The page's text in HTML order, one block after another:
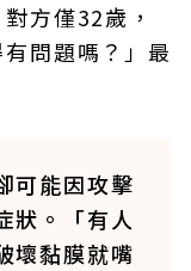
方僅32歲，
問題嗎？」最
可能因攻擊
狀。「有人
壞黏膜就嘴